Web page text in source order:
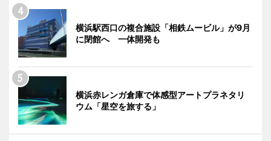
横浜駅西口の複合施設「相鉄ムービル」が9月
に閉館へ 一体開発も
横浜赤レンガ倉庫で体感型アートプラネタリ
ウム「星空を旅する」